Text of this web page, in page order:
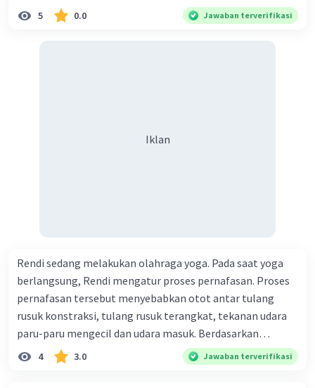
benar mengenai keturunan yang dihasilkan dari
5 0.0 Jawaban terverifikasi
Iklan
Rendi sedang melakukan olahraga yoga. Pada saat yoga
berlangsung, Rendi mengatur proses pernafasan. Proses
pernafasan tersebut menyebabkan otot antar tulang
rusuk konstraksi, tulang rusuk terangkat, tekanan udara
paru-paru mengecil dan udara masuk. Berdasarkan
informasi tersebut, dapat disimpulkan bahwa Rendi
sedang melakukan proses pernafasan....
4 3.0 Jawaban terverifikasi